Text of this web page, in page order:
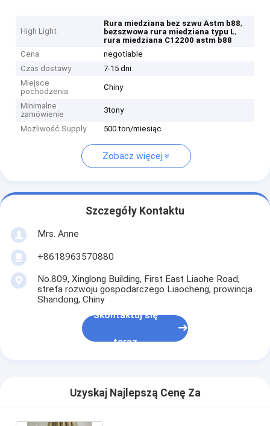
High Light
Rura miedziana bez szwu Astm b88,
bezszwowa rura miedziana typu L,
rura miedziana C12200 astm b88
Cena
negotiable
Czas dostawy
7-15 dni
Miejsce
pochodzenia
Chiny
Minimalne
zamówienie
3tony
Możliwość Supply 500 ton/miesiąc
Zobacz więcej
Szczegóły Kontaktu
Mrs. Anne
+8618963570880
No.809, Xinglong Building, First East Liaohe Road,
strefa rozwoju gospodarczego Liaocheng, prowincja
Shandong, Chiny
Skontaktuj się
teraz
Uzyskaj Najlepszą Cenę Za